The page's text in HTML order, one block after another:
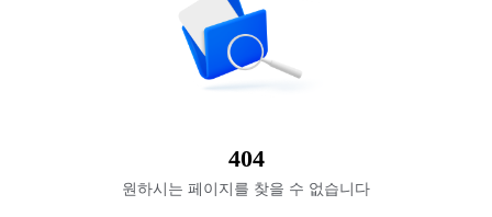
404
원하시는 페이지를 찾을 수 없습니다